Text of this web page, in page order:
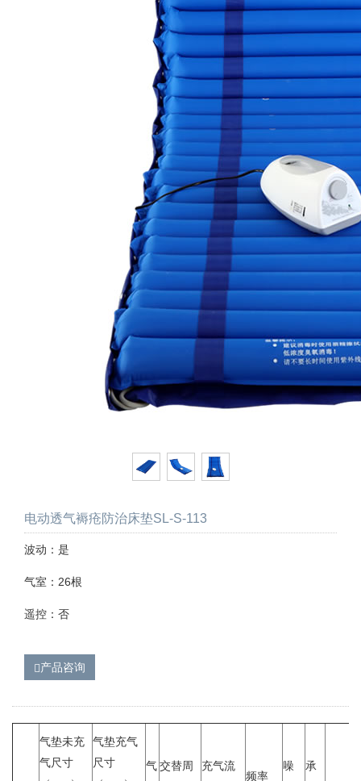
电动透气褥疮防治床垫SL-S-113
波动：是
气室：26根
遥控：否
产品咨询
气垫未充
气尺寸
气垫充气
尺寸
气交替周
充气流
频率
噪
承